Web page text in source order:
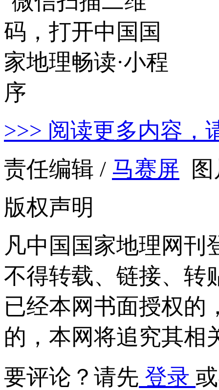
>>> 阅读更多内容，
责任编辑 / 马赛屏
版权声明
凡中国国家地理网刊
不得转载、链接、转
已经本网书面授权的
的，本网将追究其相
要评论？请先 登录